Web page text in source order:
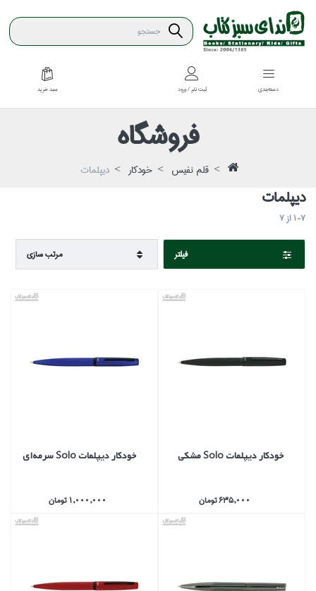
دسته‌بندي ثبت نام / ورود سبد خريد
فروشگاه
قلم نفيس خودكار ديپلمات
ديپلمات
1-7از7
فيلتر مرتب سازي
خودكار ديپلمات Solo مشكي
635,000 تومان
خودكار ديپلمات Solo سرمه‌اي
1,000,000 تومان